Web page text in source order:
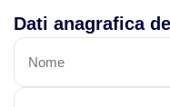
Dati anagrafica